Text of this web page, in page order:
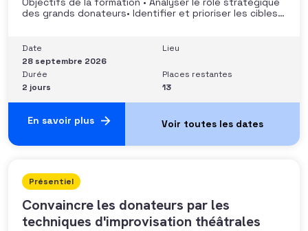
des grands donateurs• Identifier et prioriser les cibles à
parties prenantes• Construire un argumentaire
personnalisé et piloter le parcours
Date
28 septembre 2026
Lieu
Durée
2 jours
Places restantes
13
En savoir plus
Présentiel
Convaincre les donateurs par les
techniques d'improvisation théâtrales